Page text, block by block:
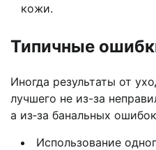
кожи.
Типичные
Иногда результаты от
лучшего не из-за
а из‑за банальных
Использование